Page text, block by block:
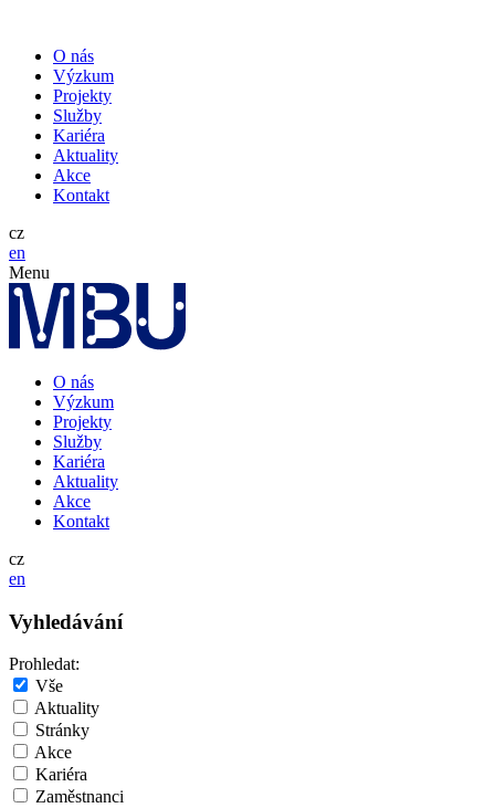
O nás
Výzkum
Projekty
Služby
Kariéra
Aktuality
Akce
Kontakt
cz
en
Menu
O nás
Výzkum
Projekty
Služby
Kariéra
Aktuality
Akce
Kontakt
cz
en
Vyhledávání
Prohledat:
Vše
Aktuality
Stránky
Akce
Kariéra
Zaměstnanci